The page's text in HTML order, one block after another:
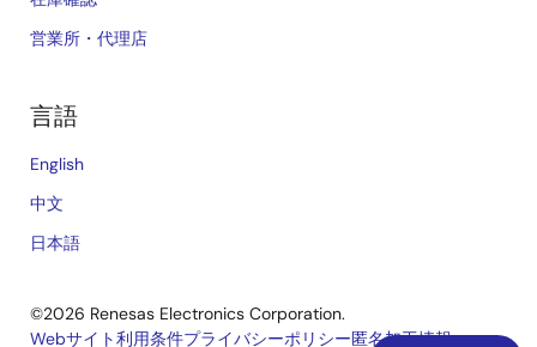
営業所・代理店
言語
English
中文
日本語
©2026 Renesas Electronics Corporation.
Webサイト利用条件プライバシーポリシー匿名加工情報